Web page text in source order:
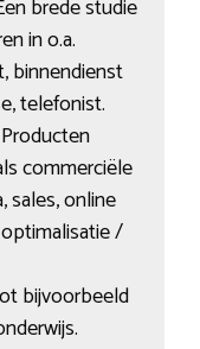
brede studie
in o.a.
binnendienst
telefonist.
commerciële
sales, online
/
bijvoorbeeld